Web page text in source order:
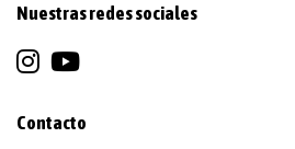
Nuestras redes sociales
Contacto